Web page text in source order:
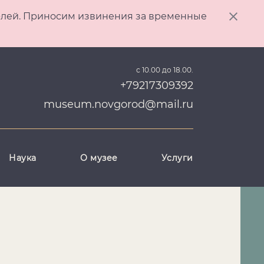
Приносим извинения за временные
с 10.00 до 18.00.
+79217309392
museum.novgorod@mail.ru
Наука О музее Услуги